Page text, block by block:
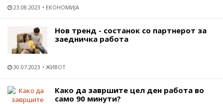
23.08.2023 ЕКОНОМИЈА
Нов тренд - состанок со партнерот за
заедничка работа
30.07.2023 ЖИВОТ
Како да завршите цел ден работа во
само 90 минути?